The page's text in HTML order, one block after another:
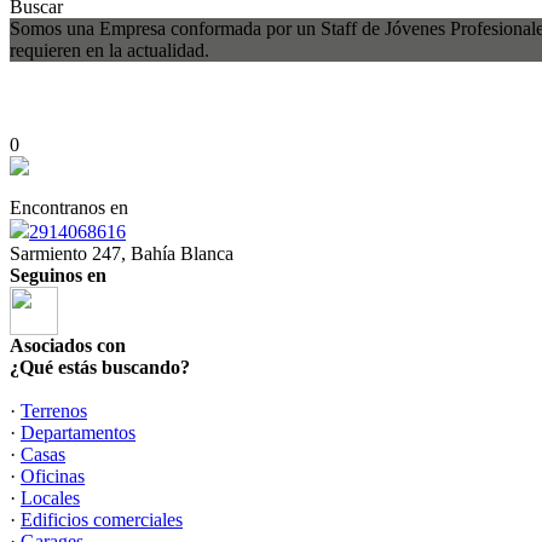
Buscar
Somos una Empresa conformada por un Staff de Jóvenes
requieren en la actualidad.
0
Encontranos en
2914068616
Sarmiento 247, Bahía Blanca
Seguinos en
Asociados con
¿Qué estás buscando?
· Terrenos
· Departamentos
· Casas
· Oficinas
· Locales
· Edificios comerciales